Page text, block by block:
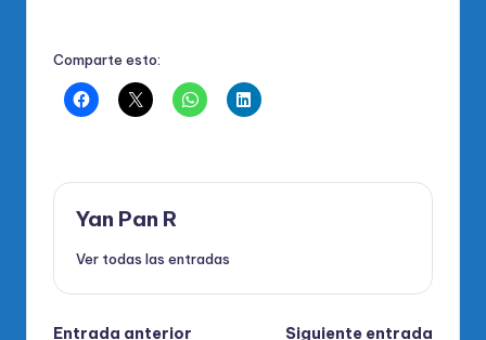
Comparte esto:
Yan Pan R
Ver todas las entradas
Entrada anterior
Siguiente entrada